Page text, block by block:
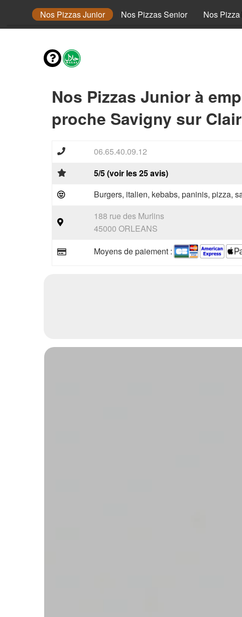
Nos Pizzas Junior Nos Pizzas Senior Nos
Nos Pizzas Junior à
proche Savigny sur
06.65.40.09.12
5/5 (voir les 25 avis)
Burgers, italien, kebabs, paninis, pizza,
188 rue des Murlins
45000 ORLEANS
Moyens de paiement :